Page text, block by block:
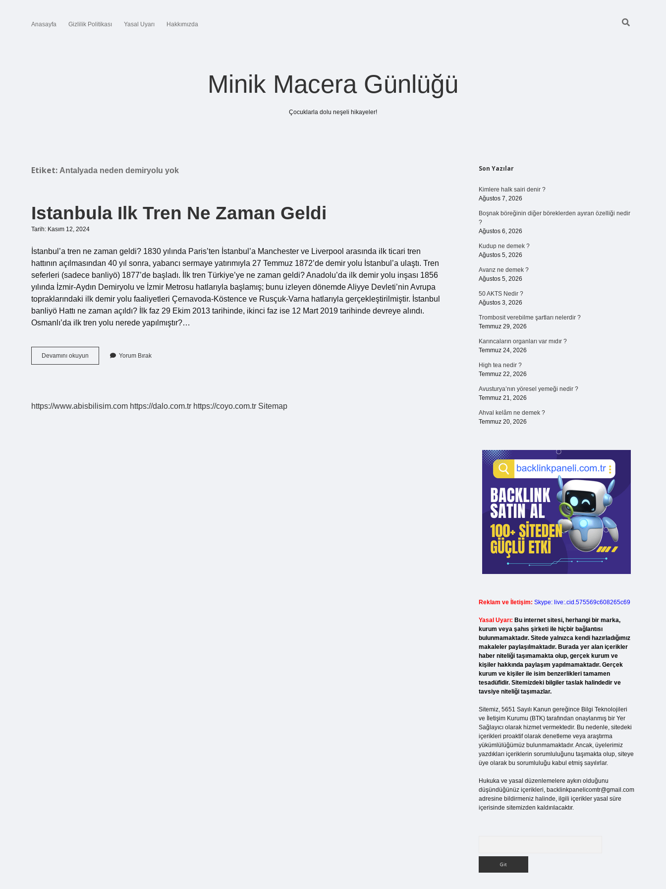
Anasayfa Gizlilik Politikası Yasal Uyarı Hakkımızda
Minik Macera Günlüğü
Çocuklarla dolu neşeli hikayeler!
Etiket: Antalyada neden demiryolu yok
Istanbula Ilk Tren Ne Zaman Geldi
Tarih: Kasım 12, 2024
İstanbul’a tren ne zaman geldi? 1830 yılında Paris’ten İstanbul’a Manchester ve Liverpool arasında ilk ticari tren
hattının açılmasından 40 yıl sonra, yabancı sermaye yatırımıyla 27 Temmuz 1872’de demir yolu İstanbul’a ulaştı. Tren
seferleri (sadece banliyö) 1877’de başladı. İlk tren Türkiye’ye ne zaman geldi? Anadolu’da ilk demir yolu inşası 1856
yılında İzmir-Aydın Demiryolu ve İzmir Metrosu hatlarıyla başlamış; bunu izleyen dönemde Aliyye Devleti’nin Avrupa
topraklarındaki ilk demir yolu faaliyetleri Çernavoda-Köstence ve Rusçuk-Varna hatlarıyla gerçekleştirilmiştir. İstanbul
banliyö Hattı ne zaman açıldı? İlk faz 29 Ekim 2013 tarihinde, ikinci faz ise 12 Mart 2019 tarihinde devreye alındı.
Osmanlı’da ilk tren yolu nerede yapılmıştır?…
Devamını okuyun Istanbula
Ilk
Yorum Bırak
https://www.abisbilisim.com https://dalo.com.tr https://coyo.com.tr Sitemap
Sidebar
Son Yazılar
Kimlere halk sairi denir ?
Ağustos 7, 2026
Boşnak böreğinin diğer böreklerden ayıran özelliği nedir
?
Ağustos 6, 2026
Kudup ne demek ?
Ağustos 5, 2026
Avarız ne demek ?
Ağustos 5, 2026
50 AKTS Nedir ?
Ağustos 3, 2026
Trombosit verebilme şartları nelerdir ?
Temmuz 29, 2026
Karıncaların organları var mıdır ?
Temmuz 24, 2026
High tea nedir ?
Temmuz 22, 2026
Avusturya’nın yöresel yemeği nedir ?
Temmuz 21, 2026
Ahval kelâm ne demek ?
Temmuz 20, 2026
Reklam ve İletişim: Skype: live:.cid.575569c608265c69
Yasal Uyarı: Bu internet sitesi, herhangi bir marka,
kurum veya şahıs şirketi ile hiçbir bağlantısı
bulunmamaktadır. Sitede yalnızca kendi hazırladığımız
makaleler paylaşılmaktadır. Burada yer alan içerikler
haber niteliği taşımamakta olup, gerçek kurum ve
kişiler hakkında paylaşım yapılmamaktadır. Gerçek
kurum ve kişiler ile isim benzerlikleri tamamen
tesadüfidir. Sitemizdeki bilgiler taslak halindedir ve
tavsiye niteliği taşımazlar.
Sitemiz, 5651 Sayılı Kanun gereğince Bilgi Teknolojileri
ve İletişim Kurumu (BTK) tarafından onaylanmış bir Yer
Sağlayıcı olarak hizmet vermektedir. Bu nedenle, sitedeki
içerikleri proaktif olarak denetleme veya araştırma
yükümlülüğümüz bulunmamaktadır. Ancak, üyelerimiz
yazdıkları içeriklerin sorumluluğunu taşımakta olup, siteye
üye olarak bu sorumluluğu kabul etmiş sayılırlar.
Hukuka ve yasal düzenlemelere aykırı olduğunu
düşündüğünüz içerikleri, backlinkpanelicomtr@gmail.com
adresine bildirmeniz halinde, ilgili içerikler yasal süre
içerisinde sitemizden kaldırılacaktır.